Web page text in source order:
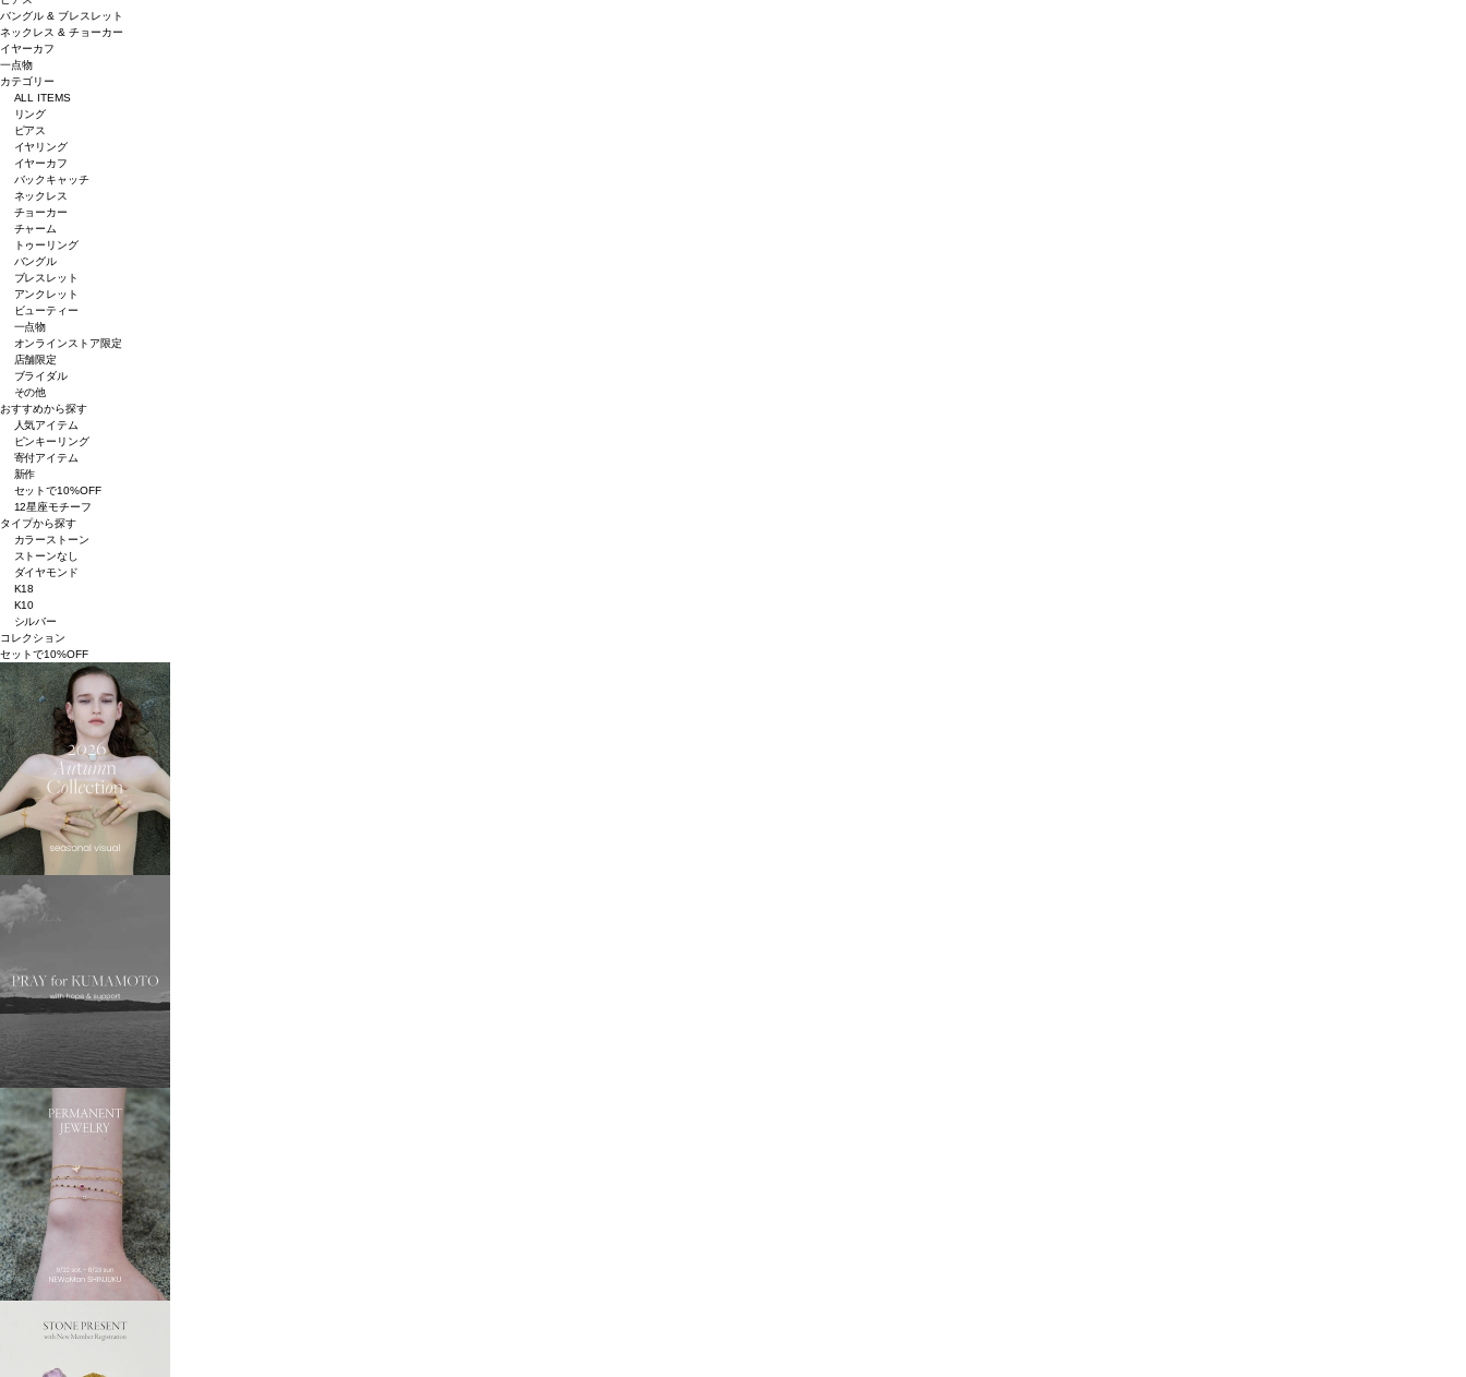
バングル & ブレスレット
ネックレス & チョーカー
イヤーカフ
一点物
カテゴリー
ALL ITEMS
リング
ピアス
イヤリング
イヤーカフ
バックキャッチ
ネックレス
チョーカー
チャーム
トゥーリング
バングル
ブレスレット
アンクレット
ビューティー
一点物
オンラインストア限定
店舗限定
ブライダル
その他
おすすめから探す
人気アイテム
ピンキーリング
寄付アイテム
新作
セットで10%OFF
12星座モチーフ
タイプから探す
カラーストーン
ストーンなし
ダイヤモンド
K18
K10
シルバー
コレクション
セットで10%OFF